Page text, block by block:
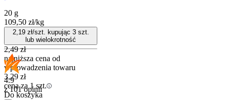
20 g
109,50 zł/kg
2,19zł/szt. kupując 3szt.
lub wielokrotność
2,49 zł
najniższa cena od
wprowadzenia towaru
3,29 zł
cena za 1 szt.
Do koszyka
4.9
z 101 opinii